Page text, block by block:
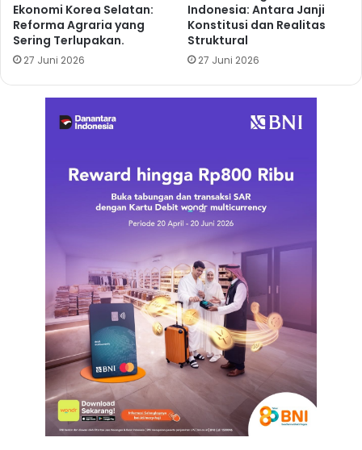
Ekonomi Korea Selatan:
Reforma Agraria yang
Sering Terlupakan.
27 Juni 2026
Indonesia: Antara Janji
Konstitusi dan Realitas
Struktural
27 Juni 2026